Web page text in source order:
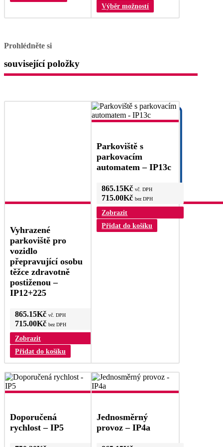
na
stránce
Výběr možností
na
Prohlédněte si
související položky
Vyhrazené
parkoviště pro
vozidlo
přepravující osobu
těžce zdravotně
postiženou –
IP12+225
865.15Kč vč. DPH
715.00Kč bez DPH
Zobrazit
Přidat do košíku
Parkoviště s
parkovacím
automatem – IP13c
865.15Kč vč. DPH
715.00Kč bez DPH
Zobrazit
Přidat do košíku
Doporučená
rychlost – IP5
Jednosměrný
provoz – IP4a